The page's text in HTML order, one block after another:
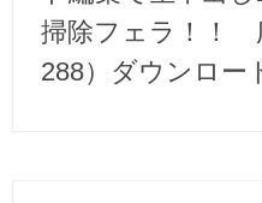
掃除フェラ！！
288）ダウンロー